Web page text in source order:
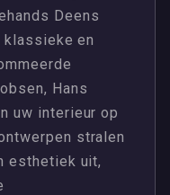
Deens
en
Hans
uw interieur op
stralen
esthetiek uit,